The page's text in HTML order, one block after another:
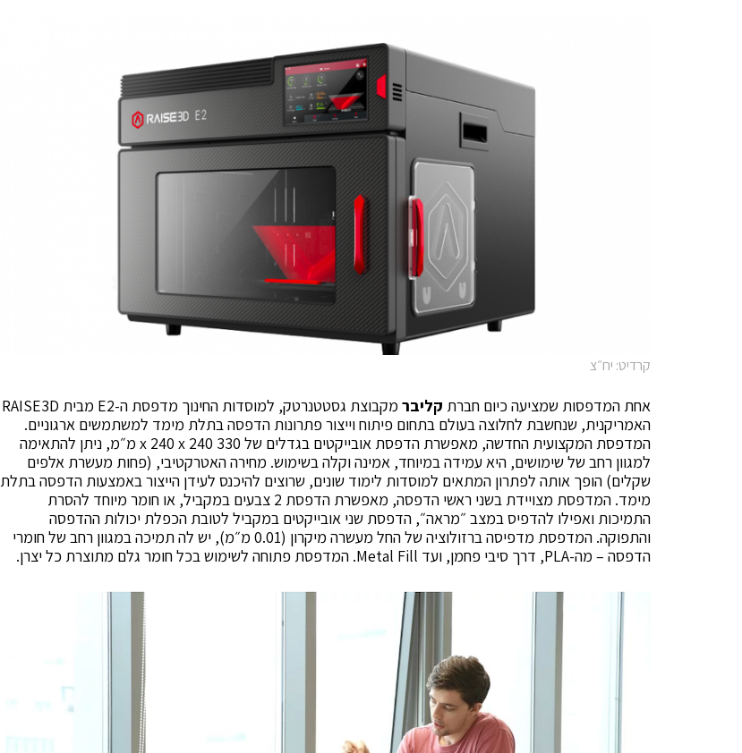
קרדיט: יח״צ
אחת המדפסות שמציעה כיום חברת קליבר
מקבוצת גסטטנרטק, למוסדות החינוך מדפסת ה-E2 מבית RAISE3D
האמריקנית, שנחשבת לחלוצה בעולם בתחום פיתוח וייצור פתרונות הדפסה בתלת מימד למשתמשים ארגוניים.
המדפסת המקצועית החדשה, מאפשרת הדפסת אובייקטים בגדלים של 330 x 240 x 240 מ״מ, ניתן להתאימה
למגוון רחב של שימושים, היא עמידה במיוחד, אמינה וקלה בשימוש. מחירה האטרקטיבי, (פחות מעשרת אלפים
שקלים) הופך אותה לפתרון המתאים למוסדות לימוד שונים, שרוצים להיכנס לעידן הייצור באמצעות הדפסה בתלת
מימד. המדפסת מצויידת בשני ראשי הדפסה, מאפשרת הדפסת 2 צבעים במקביל, או חומר מיוחד להסרת
התמיכות ואפילו להדפיס במצב ״מראה״, הדפסת שני אובייקטים במקביל לטובת הכפלת יכולות ההדפסה
והתפוקה. המדפסת מדפיסה ברזולוציה של החל מעשרה מיקרון (0.01 מ״מ), יש לה תמיכה במגוון רחב של חומרי
הדפסה – מה-PLA, דרך סיבי פחמן, ועד Metal Fill. המדפסת פתוחה לשימוש בכל חומר גלם מתוצרת כל יצרן.